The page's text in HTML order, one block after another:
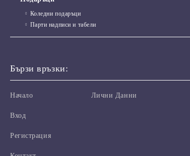
Коледни подаръци
Парти надписи и табели
Бързи връзки:
Начало
Вход
Регистрация
Лични Данни